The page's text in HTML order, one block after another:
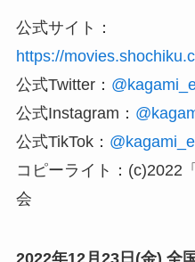
公式サイト：
https://
公式Twitter：
公式Instagram：
公式TikTok：
コピーライト：(c)2022
会